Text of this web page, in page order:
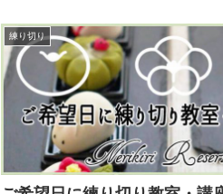
練り切り